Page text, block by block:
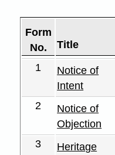
Form
No.
Title
1
Notice of
Intent
2
Notice of
Objection
3
Heritage